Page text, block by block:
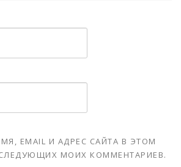
EMAIL И АДРЕС САЙТА В ЭТОМ
МОИХ КОММЕНТАРИЕВ.